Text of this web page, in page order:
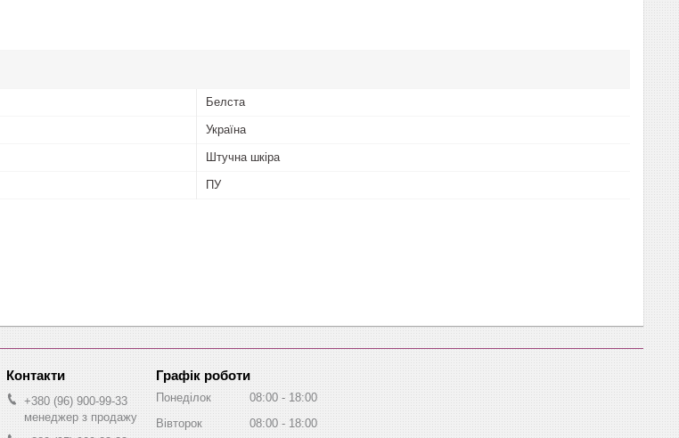
Белста
Україна
Штучна шкіра
ПУ
+380 (96) 900-99-33
менеджер з продажу
Графік роботи
Понеділок 08:00
18:00
Вівторок
08:00 18:00